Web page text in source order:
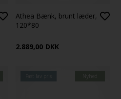
Athea Bænk, brunt læder,
120*80
2.889,00 DKK